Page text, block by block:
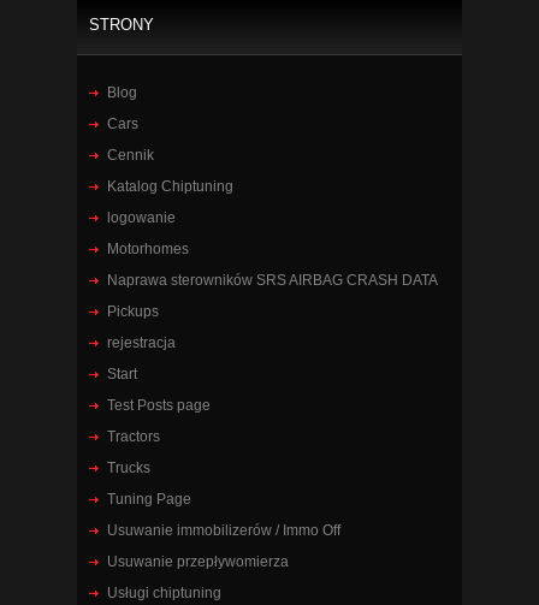
STRONY
Blog
Cars
Cennik
Katalog Chiptuning
logowanie
Motorhomes
Naprawa sterowników SRS AIRBAG CRASH DATA
Pickups
rejestracja
Start
Test Posts page
Tractors
Trucks
Tuning Page
Usuwanie immobilizerów / Immo Off
Usuwanie przepływomierza
Usługi chiptuning